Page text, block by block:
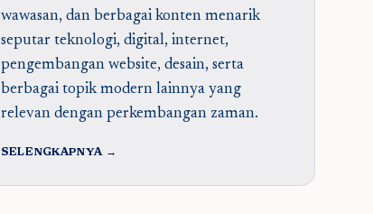
wawasan, dan berbagai konten menarik
seputar teknologi, digital, internet,
pengembangan website, desain, serta
berbagai topik modern lainnya yang
relevan dengan perkembangan zaman.
SELENGKAPNYA →